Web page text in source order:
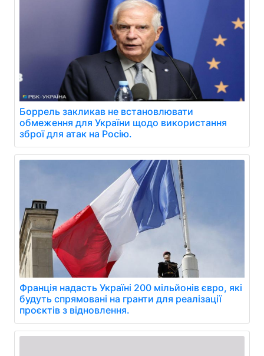
Боррель закликав не встановлювати
обмеження для України щодо використання
зброї для атак на Росію.
Франція надасть Україні 200 мільйонів євро, які
будуть спрямовані на гранти для реалізації
проєктів з відновлення.